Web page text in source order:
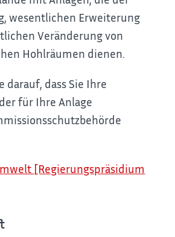
wesentlichen Erweiterung
Veränderung von
Hohlräumen dienen.
darauf, dass Sie Ihre
für Ihre Anlage
[Regierungspräsidium